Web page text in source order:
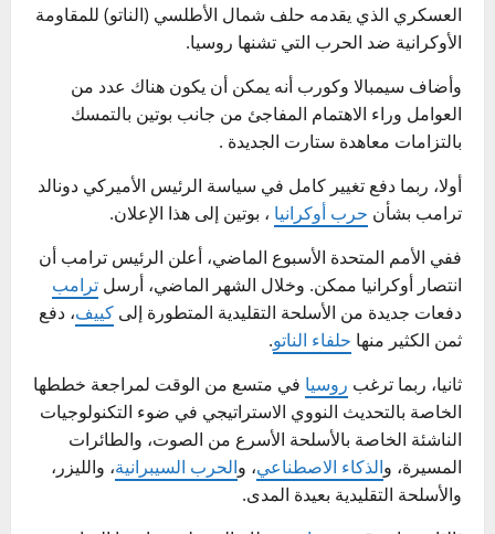
العسكري الذي يقدمه حلف شمال الأطلسي (الناتو) للمقاومة
الأوكرانية ضد الحرب التي تشنها روسيا.
وأضاف سيمبالا وكورب أنه يمكن أن يكون هناك عدد من
العوامل وراء الاهتمام المفاجئ من جانب بوتين بالتمسك
بالتزامات معاهدة ستارت الجديدة .
أولا، ربما دفع تغيير كامل في سياسة الرئيس الأميركي دونالد
ترامب بشأن حرب أوكرانيا ، بوتين إلى هذا الإعلان.
ففي الأمم المتحدة الأسبوع الماضي، أعلن الرئيس ترامب أن
انتصار أوكرانيا ممكن. وخلال الشهر الماضي، أرسل ترامب
دفعات جديدة من الأسلحة التقليدية المتطورة إلى كييف، دفع
ثمن الكثير منها حلفاء الناتو.
ثانيا، ربما ترغب روسيا في متسع من الوقت لمراجعة خططها
الخاصة بالتحديث النووي الاستراتيجي في ضوء التكنولوجيات
الناشئة الخاصة بالأسلحة الأسرع من الصوت، والطائرات
المسيرة، والذكاء الاصطناعي، والحرب السيبرانية، والليزر،
والأسلحة التقليدية بعيدة المدى.